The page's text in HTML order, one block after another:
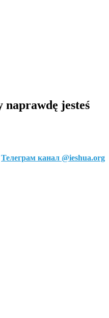
naprawdę jesteś
Телеграм канал @ieshua.org